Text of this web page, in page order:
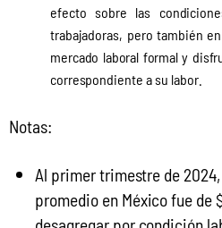
efecto sobre las
trabajadoras, pero también
mercado laboral formal y
correspondiente a su labor.
Notas:
Al primer trimestre de
promedio en México fue de